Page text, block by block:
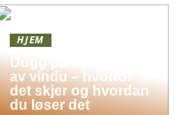
HJEM
Dugg på indersiden
av vindu – hvorfor
det skjer og hvordan
du løser det